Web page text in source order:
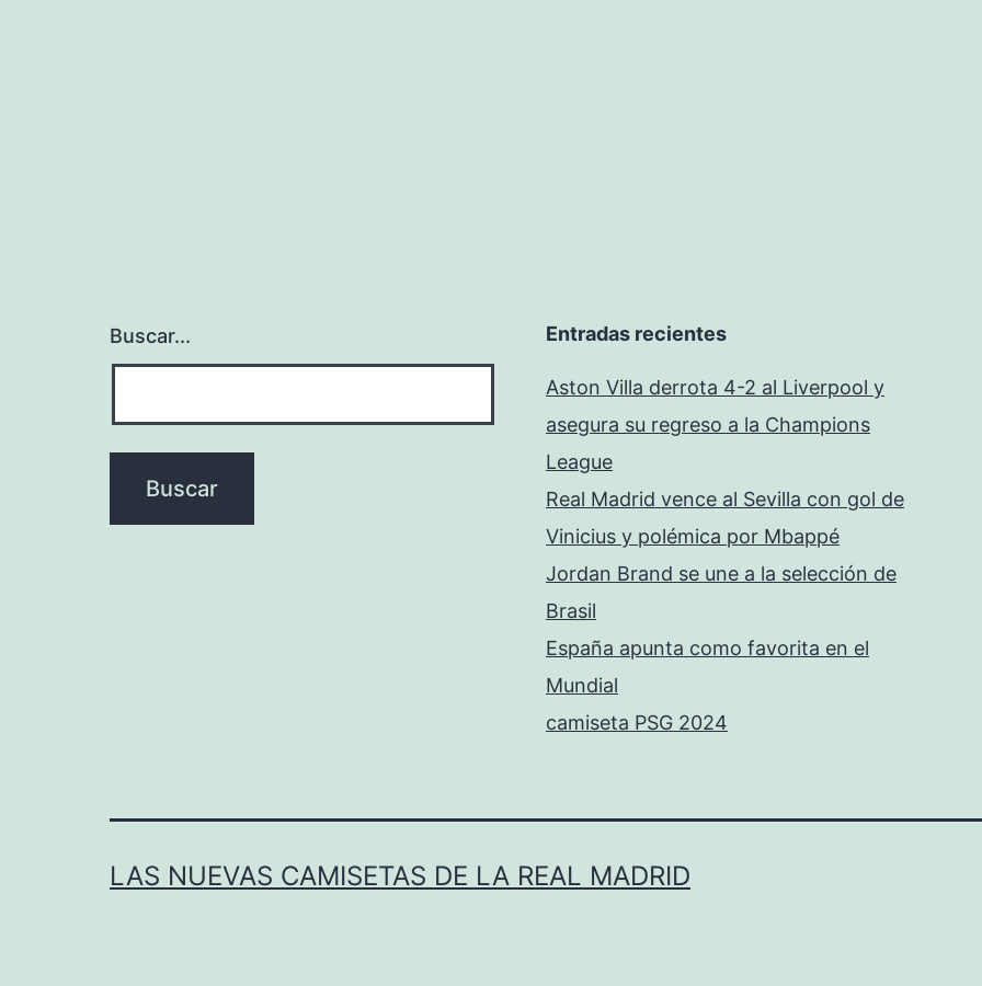
Buscar... Entradas recientes
Aston Villa derrota 4-2 al Liverpool y
asegura su regreso a la Champions
League
Real Madrid vence al Sevilla con gol de
Vinicius y polémica por Mbappé
Jordan Brand se une a la selección de
Brasil
España apunta como favorita en el
Mundial
camiseta PSG 2024
LAS NUEVAS CAMISETAS DE LA REAL MADRID